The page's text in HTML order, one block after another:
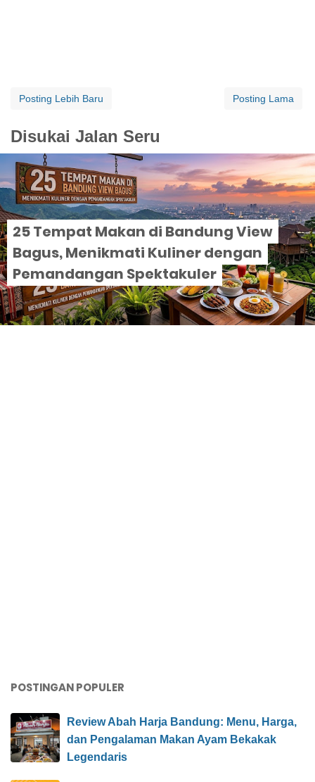
Posting Lebih Baru Posting Lama
Disukai Jalan Seru
25 Tempat Makan di Bandung View
Bagus, Menikmati Kuliner dengan
Pemandangan Spektakuler
POSTINGAN POPULER
Review Abah Harja Bandung: Menu, Harga,
dan Pengalaman Makan Ayam Bekakak
Legendaris